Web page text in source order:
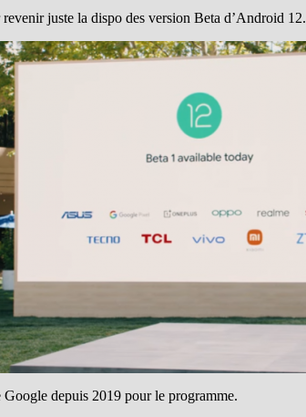
juste la dispo des version Beta d’Android 12.
depuis 2019 pour le programme.